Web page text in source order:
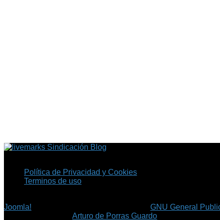
Sindicación Blog
Política de Privacidad y Cookies
Terminos de uso
Joomla!
GNU General
©Arturo de Porras Guardo